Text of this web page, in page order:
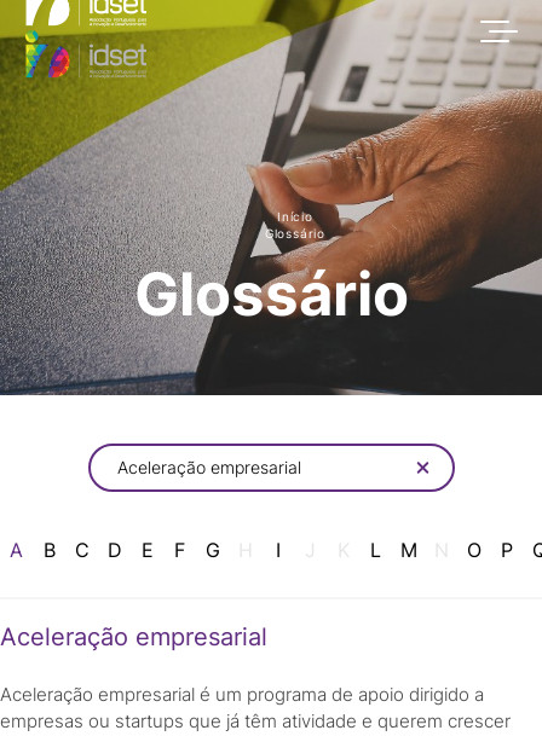
Início
Glossário
Glossário
Aceleração empresarial
A B C D E F G H I J K L M N O P
Aceleração empresarial
Aceleração empresarial é um programa de apoio dirigido a
empresas ou startups que já têm atividade e querem crescer